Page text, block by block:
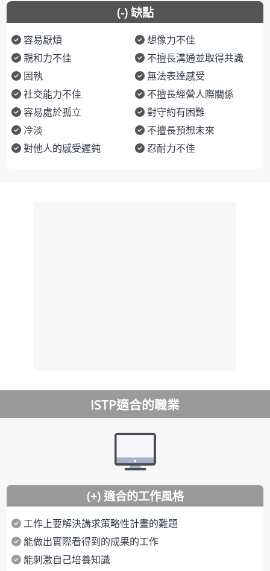
(-) 缺點
容易厭煩
親和力不佳
固執
社交能力不佳
容易處於孤立
冷淡
對他人的感受遲鈍
想像力不佳
不擅長溝通並取得共識
無法表達感受
不擅長經營人際關係
對守約有困難
不擅長預想未來
忍耐力不佳
ISTP適合的職業
(+) 適合的工作風格
工作上要解決講求策略性計畫的難題
能做出實際看得到的成果的工作
能刺激自己培養知識